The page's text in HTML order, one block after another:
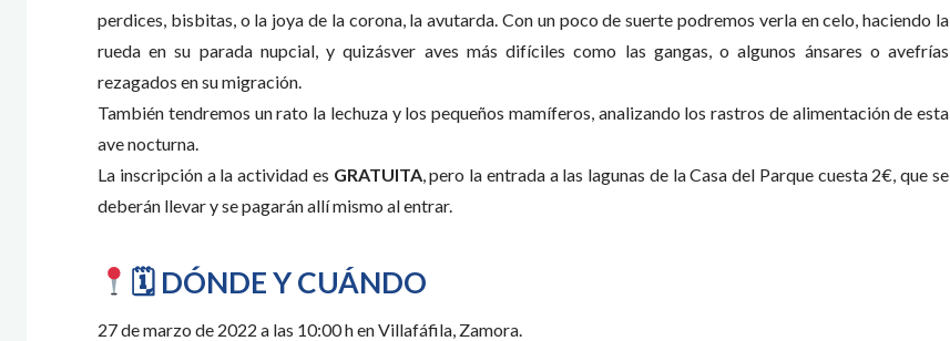
perdices, bisbitas, o la joya de la corona, la avutarda. Con un poco de suerte podremos verla en celo, haciendo la
rueda en su parada nupcial, y quizásver aves más difíciles como las gangas, o algunos ánsares o avefrías
rezagados en su migración.
También tendremos un rato la lechuza y los pequeños mamíferos, analizando los rastros de alimentación de esta
ave nocturna.
La inscripción a la actividad es GRATUITA, pero la entrada a las lagunas de la Casa del Parque cuesta 2€, que se
deberán llevar y se pagarán allí mismo al entrar.
🗓 DÓNDE Y CUÁNDO
27 de marzo de 2022 a las 10:00 h en Villafáfila, Zamora.